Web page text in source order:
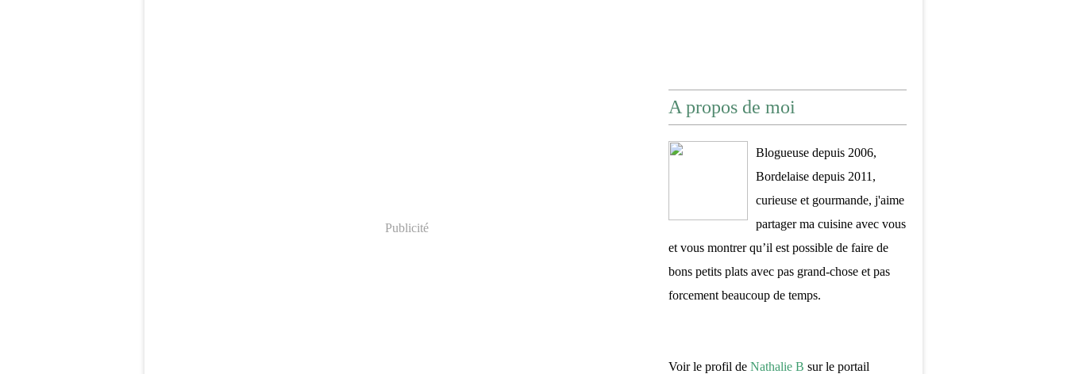
Publicité
A propos de moi
Blogueuse depuis 2006,
Bordelaise depuis 2011,
curieuse et gourmande, j'aime
partager ma cuisine avec vous
et vous montrer qu’il est possible de faire de
bons petits plats avec pas grand-chose et pas
forcement beaucoup de temps.
Voir le profil de Nathalie B sur le portail